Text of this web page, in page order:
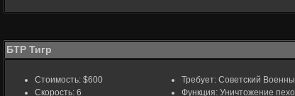
БТР Тигр
Стоимость: $600
Скорость: 6
Требует: Советский
Функция: Уничтожение